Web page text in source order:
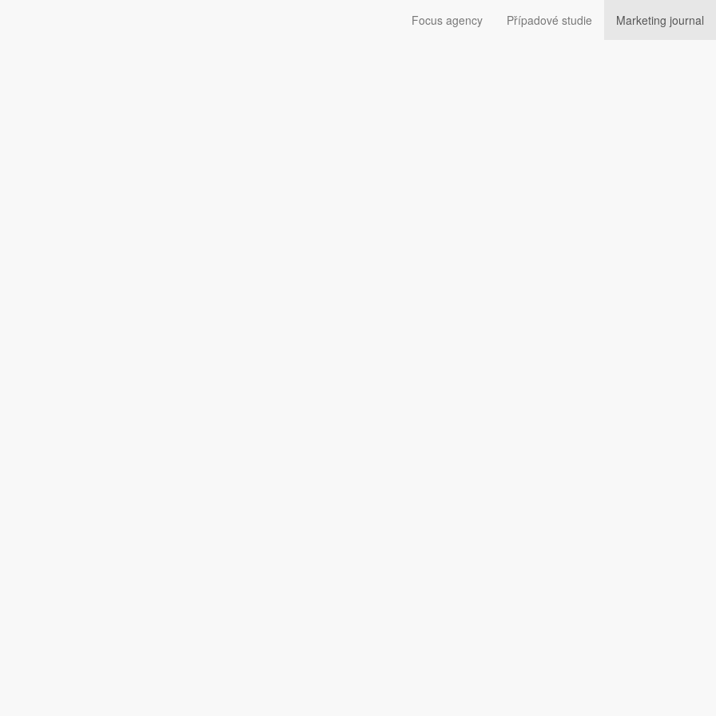
Focus agency Případové studie
Marketing journal
Zdroj: archiv Michala Najmana
se v posledních šesti letech rozhodla výrazně digitalizovat, propojovat meteorologii s moderními technologiemi a stát se de
pod vedením Michala Najmana, který je hostem aktuálního WebTop100 Podcastu,
zcela vymizely mediálně známé obličeje a soustředí se na práci s meteorologickými a technologickými profesionály, skrz
včasného varování, nebo stavbu unikátních radarů.
například v podobě další mezinárodní expanze.